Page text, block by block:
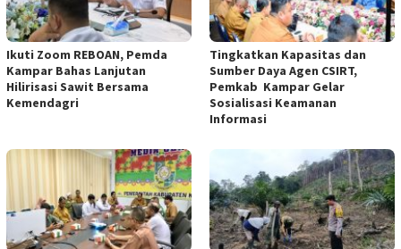
Ikuti Zoom REBOAN, Pemda
Kampar Bahas Lanjutan
Hilirisasi Sawit Bersama
Kemendagri
Tingkatkan Kapasitas dan
Sumber Daya Agen CSIRT,
Pemkab Kampar Gelar
Sosialisasi Keamanan
Informasi